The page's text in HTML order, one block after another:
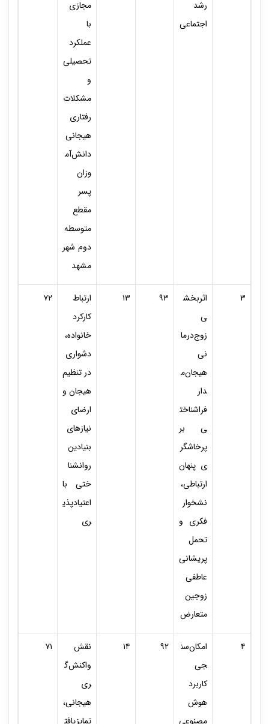
رشد
اجتماعی
مجازی
با
عملکرد
تحصیلی
و
مشکلات
رفتاری
هیجانی
دانش‌آم
وزان
پسر
مقطع
متوسطه
دوم شهر
مشهد
۳
اثربخش
ی
زوج‌درما
نی
هیجان‌م
دار
فراشناخت
ی بر
پرخاشگر
ی پنهان
ارتباطی،
نشخوار
فکری و
تحمل
پریشانی
عاطفی
زوجین
متعارض
۹۳ ۱۳
ارتباط
کارکرد
خانواده،
دشواری
در تنظیم
هیجان و
ارضای
نیازهای
بنیادین
روانشنا
ختی با
اعتیادپذی
ری
۷۲
۴
امکان‌سن
جی
کاربرد
هوش
مصنوعی
۹۲ ۱۴
نقش
واکنش‌گ
ری
هیجانی،
تمایزیافت
۷۱